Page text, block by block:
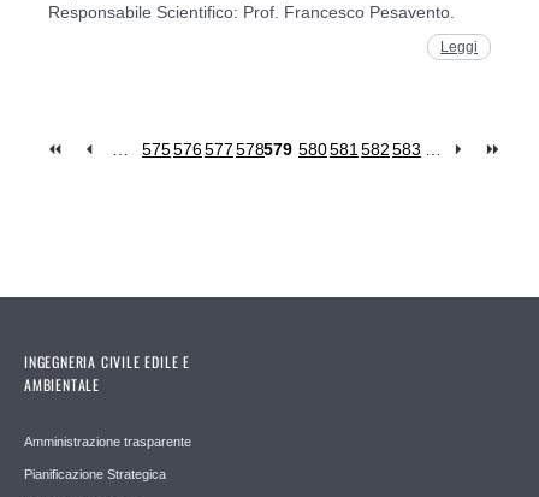
Responsabile Scientifico: Prof. Francesco Pesavento.
Leggi
575576577578579 580581 582583
INGEGNERIA CIVILE EDILE E
AMBIENTALE
Amministrazione trasparente
Pianificazione Strategica